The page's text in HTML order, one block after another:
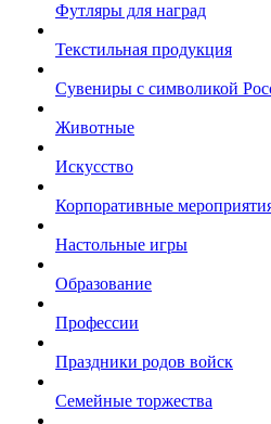
Футляры для наград
Текстильная продукция
Сувениры с символикой
Животные
Искусство
Корпоративные
Настольные игры
Образование
Профессии
Праздники родов войск
Семейные торжества